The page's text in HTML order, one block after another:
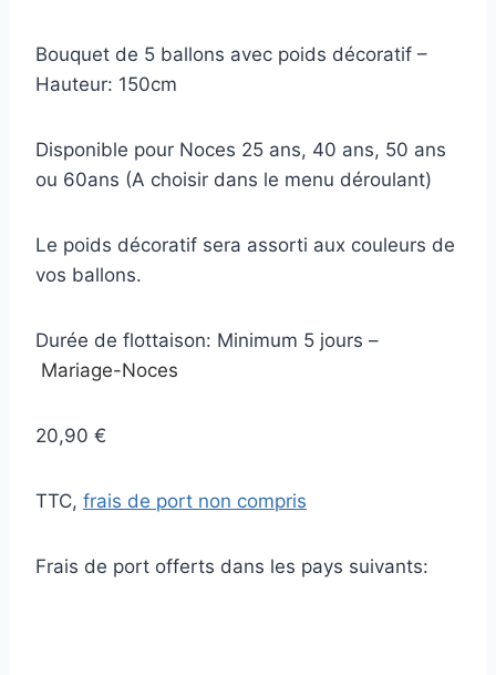
Bouquet de 5 ballons avec poids décoratif –
Hauteur: 150cm
Disponible pour Noces 25 ans, 40 ans, 50 ans
ou 60ans (A choisir dans le menu déroulant)
Le poids décoratif sera assorti aux couleurs de
vos ballons.
Durée de flottaison: Minimum 5 jours –
Mariage-Noces
20,90 €
TTC, frais de port non compris
Frais de port offerts dans les pays suivants: